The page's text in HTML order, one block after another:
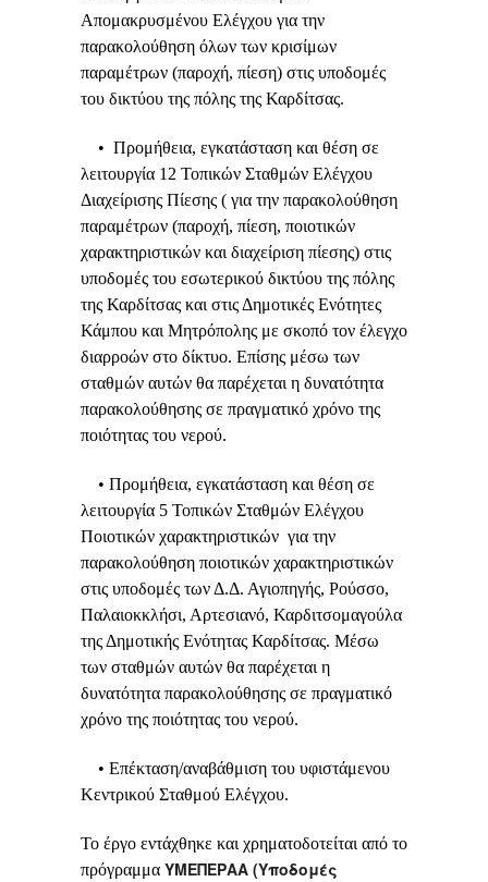
Απομακρυσμένου Ελέγχου για την
παρακολούθηση όλων των κρισίμων
παραμέτρων (παροχή, πίεση) στις υποδομές
του δικτύου της πόλης της Καρδίτσας.
• Προμήθεια, εγκατάσταση και θέση σε
λειτουργία 12 Τοπικών Σταθμών Ελέγχου
Διαχείρισης Πίεσης ( για την παρακολούθηση
παραμέτρων (παροχή, πίεση, ποιοτικών
χαρακτηριστικών και διαχείριση πίεσης) στις
υποδομές του εσωτερικού δικτύου της πόλης
της Καρδίτσας και στις Δημοτικές Ενότητες
Κάμπου και Μητρόπολης με σκοπό τον έλεγχο
διαρροών στο δίκτυο. Επίσης μέσω των
σταθμών αυτών θα παρέχεται η δυνατότητα
παρακολούθησης σε πραγματικό χρόνο της
ποιότητας του νερού.
• Προμήθεια, εγκατάσταση και θέση σε
λειτουργία 5 Τοπικών Σταθμών Ελέγχου
Ποιοτικών χαρακτηριστικών για την
παρακολούθηση ποιοτικών χαρακτηριστικών
στις υποδομές των Δ.Δ. Αγιοπηγής, Ρούσσο,
Παλαιοκκλήσι, Αρτεσιανό, Καρδιτσομαγούλα
της Δημοτικής Ενότητας Καρδίτσας. Μέσω
των σταθμών αυτών θα παρέχεται η
δυνατότητα παρακολούθησης σε πραγματικό
χρόνο της ποιότητας του νερού.
• Επέκταση/αναβάθμιση του υφιστάμενου
Κεντρικού Σταθμού Ελέγχου.
Το έργο εντάχθηκε και χρηματοδοτείται από το
πρόγραμμα ΥΜΕΠΕΡΑΑ (Υποδομές